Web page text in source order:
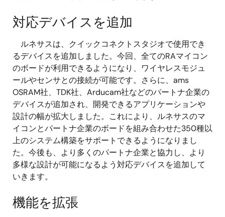
対応デバイスを追加
ルネサスは、クイックコネクトスタジオで使用でき
るデバイスを追加しました。今回、全てのRAマイコン
のボードが利用できるようになり、ワイヤレスモジュ
ールやセンサとの接続が可能です。さらに、ams
OSRAM社、TDK社、Arducam社などのパートナ企業の
デバイスが追加され、開発できるアプリケーションや
設計の幅が拡大しました。これにより、ルネサスのマ
イコンとパートナ企業のボードを組み合わせた350種以
上のシステム構築をサポートできるようになりまし
た。今後も、より多くのパートナ企業と協力し、より
多様な設計が可能になるよう対応デバイスを追加して
いきます。
機能を拡張